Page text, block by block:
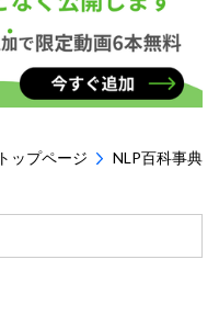
トップページ NLP百科事典